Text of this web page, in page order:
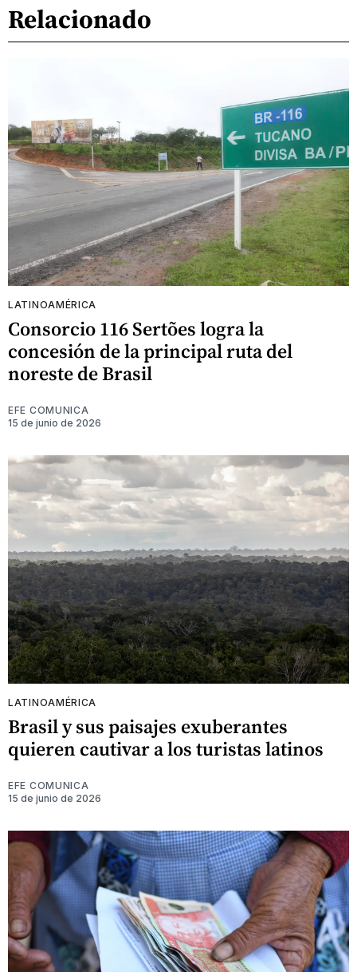
Relacionado
LATINOAMÉRICA
Consorcio 116 Sertões logra la
concesión de la principal ruta del
noreste de Brasil
EFE COMUNICA
15 de junio de 2026
LATINOAMÉRICA
Brasil y sus paisajes exuberantes
quieren cautivar a los turistas latinos
EFE COMUNICA
15 de junio de 2026